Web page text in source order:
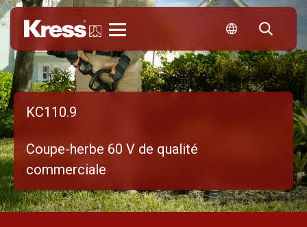
KC110.9
Coupe-herbe 60 V de qualité
commerciale